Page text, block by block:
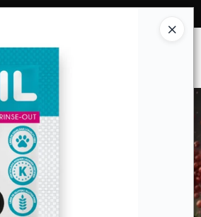
Ingresar a la Tienda